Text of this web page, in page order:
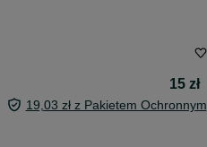
15 zł
19,03 zł z Pakietem Ochronnym